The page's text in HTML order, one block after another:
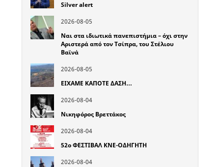
Silver alert
2026-08-05
Ναι στα ιδιωτικά πανεπιστήμια – όχι στην
Αριστερά από τον Τσίπρα, του Στέλιου
Βαϊνά
2026-08-05
ΕΙΧΑΜΕ ΚΑΠΟΤΕ ΔΑΣΗ…
2026-08-04
Νικηφόρος Βρεττάκος
2026-08-04
52o ΦΕΣΤΙΒΑΛ ΚΝΕ-ΟΔΗΓΗΤΗ
2026-08-04